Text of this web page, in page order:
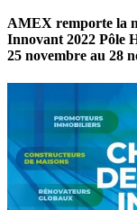
AMEX remporte la
Innovant 2022 Pôle
25 novembre au 28